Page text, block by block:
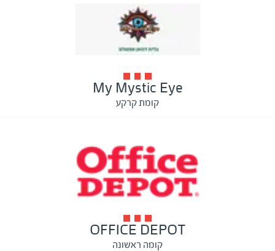
My Mystic Eye
קומת קרקע
OFFICE DEPOT
קומה ראשונה